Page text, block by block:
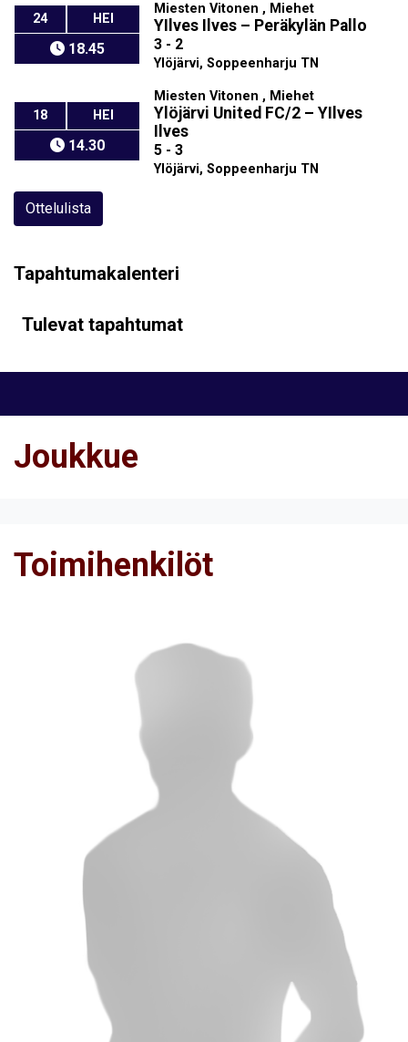
24 HEI
18.45
Miesten Vitonen , Miehet
YIlves Ilves – Peräkylän Pallo
3 - 2
Ylöjärvi, Soppeenharju TN
18 HEI
14.30
Miesten Vitonen , Miehet
Ylöjärvi United FC/2 –YIlves
Ilves
5 - 3
Ylöjärvi, Soppeenharju TN
Ottelulista
Tapahtumakalenteri
Tulevat tapahtumat
Joukkue
Toimihenkilöt